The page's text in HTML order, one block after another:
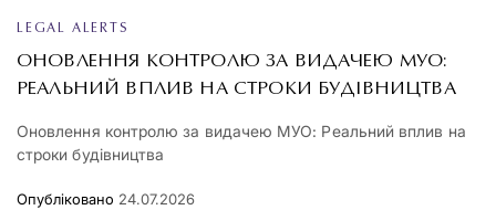
LEGAL ALERTS
ОНОВЛЕННЯ КОНТРОЛЮ ЗА ВИДАЧЕЮ МУО:
РЕАЛЬНИЙ ВПЛИВ НА СТРОКИ БУДІВНИЦТВА
Оновлення контролю за видачею МУО: Реальний вплив на
строки будівництва
Опубліковано 24.07.2026